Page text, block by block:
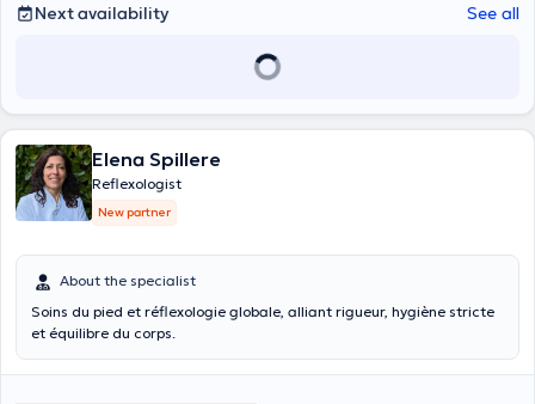
Next availability See all
Elena Spillere
Reflexologist
New partner
About the specialist
Soins du pied et réflexologie globale, alliant rigueur, hygiène stricte
et équilibre du corps.